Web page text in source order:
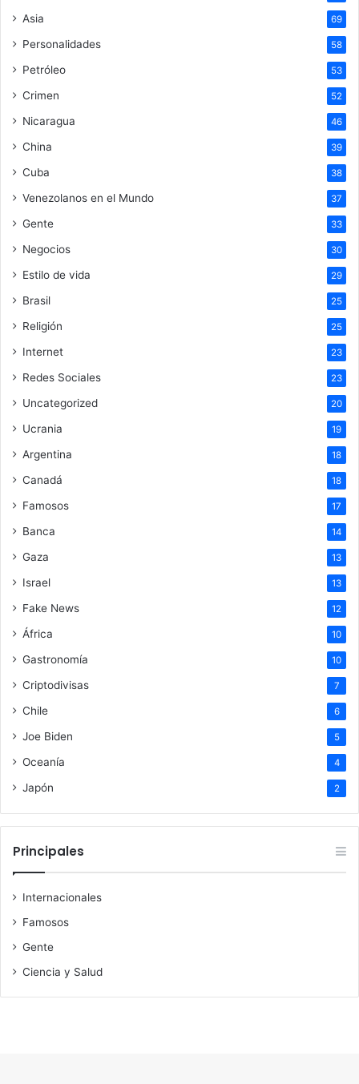
Asia 69
Personalidades 58
Petróleo 53
Crimen 52
Nicaragua 46
China 39
Cuba 38
Venezolanos en el Mundo 37
Gente 33
Negocios 30
Estilo de vida 29
Brasil 25
Religión 25
Internet 23
Redes Sociales 23
Uncategorized 20
Ucrania 19
Argentina 18
Canadá 18
Famosos 17
Banca 14
Gaza 13
Israel 13
Fake News 12
África 10
Gastronomía 10
Criptodivisas 7
Chile 6
Joe Biden 5
Oceanía 4
Japón 2
Principales
Internacionales
Famosos
Gente
Ciencia y Salud